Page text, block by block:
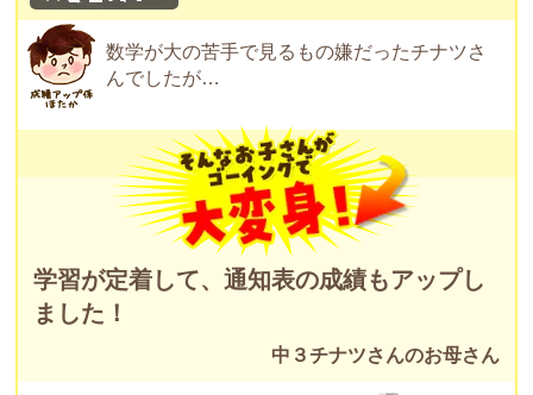
数学が大の苦手で見るもの嫌だったチナツさ
んでしたが…
学習が定着して、通知表の成績もアップし
ました！
中３チナツさんのお母さん